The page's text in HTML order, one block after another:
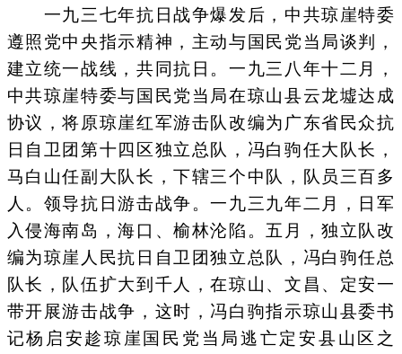
一九三七年抗日战争爆发后，中共琼崖特委
遵照党中央指示精神，主动与国民党当局谈判，
建立统一战线，共同抗日。一九三八年十二月，
中共琼崖特委与国民党当局在琼山县云龙墟达成
协议，将原琼崖红军游击队改编为广东省民众抗
日自卫团第十四区独立总队，冯白驹任大队长，
马白山任副大队长，下辖三个中队，队员三百多
人。领导抗日游击战争。一九三九年二月，日军
入侵海南岛，海口、榆林沦陷。五月，独立队改
编为琼崖人民抗日自卫团独立总队，冯白驹任总
队长，队伍扩大到千人，在琼山、文昌、定安一
带开展游击战争，这时，冯白驹指示琼山县委书
记杨启安趁琼崖国民党当局逃亡定安县山区之